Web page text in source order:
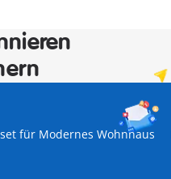
für Modernes Wohnhaus